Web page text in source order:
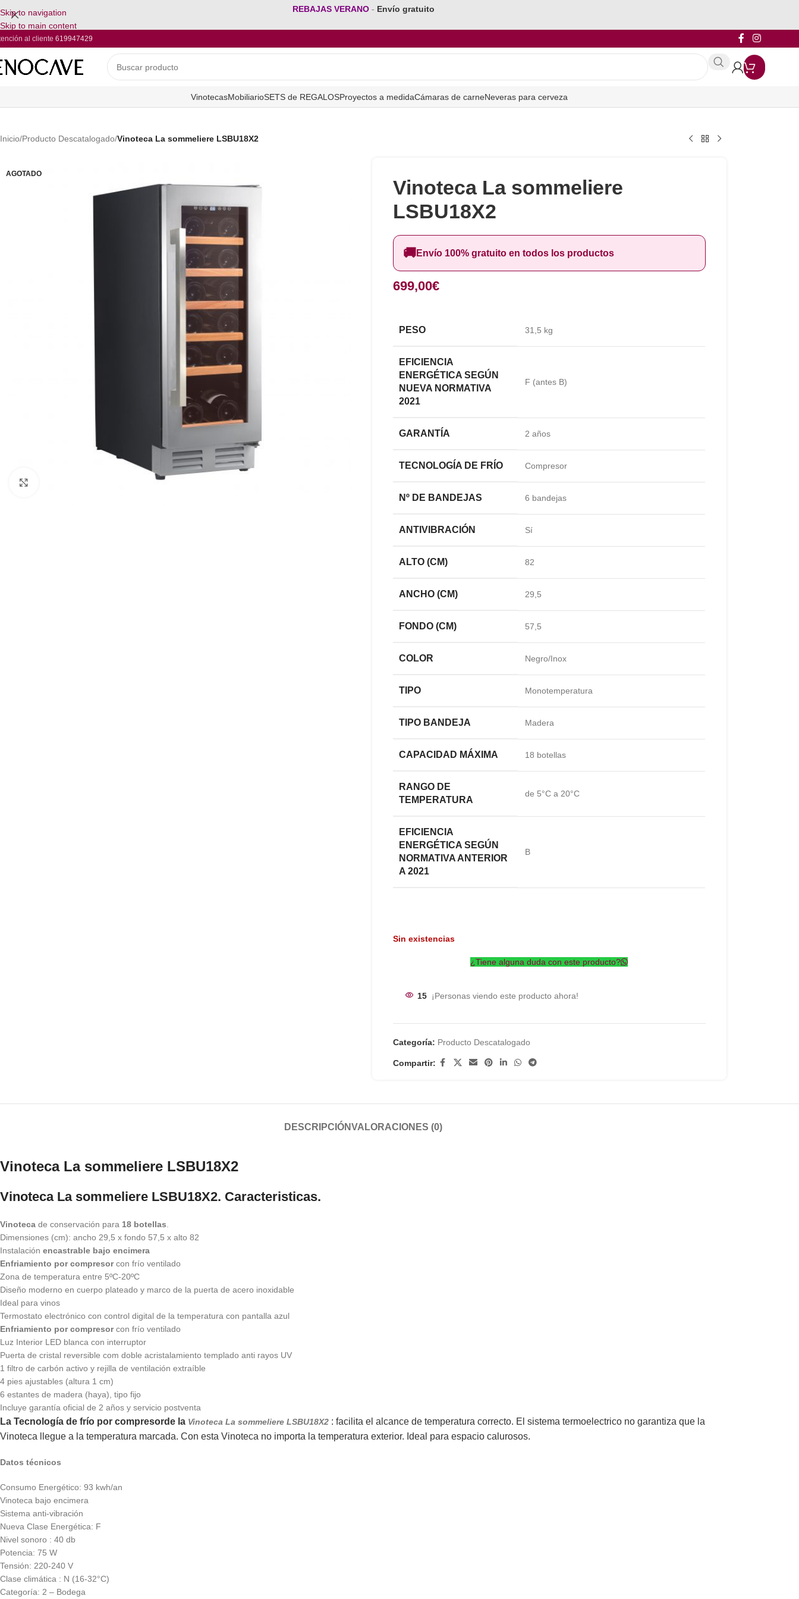
Skip to navigation
Skip to main content
REBAJAS VERANO - Envío gratuito
al cliente 619947429
VinotecasMobiliarioSETS de REGALOSProyectos a medidaCámaras de carneNeveras para cerveza
Inicio/Producto Descatalogado/Vinoteca La sommeliere LSBU18X2
AGOTADO
Vinoteca La sommeliere
LSBU18X2
🚚Envío 100% gratuito en todos los productos
699,00€
PESO 31,5 kg
EFICIENCIA
ENERGÉTICA SEGÚN
NUEVA NORMATIVA
2021
F (antes B)
GARANTÍA 2 años
TECNOLOGÍA DE FRÍO Compresor
Nº DE BANDEJAS 6 bandejas
ANTIVIBRACIÓN Sí
ALTO (CM) 82
ANCHO (CM) 29,5
FONDO (CM) 57,5
COLOR Negro/Inox
TIPO Monotemperatura
TIPO BANDEJA Madera
CAPACIDAD MÁXIMA 18 botellas
RANGO DE
TEMPERATURA
de 5°C a 20°C
EFICIENCIA
ENERGÉTICA SEGÚN
NORMATIVA ANTERIOR
A 2021
B
Sin existencias
¿Tiene alguna duda con este producto?
15 ¡Personas viendo este producto ahora!
Categoría: Producto Descatalogado
Compartir:
DESCRIPCIÓNVALORACIONES (0)
Vinoteca La sommeliere LSBU18X2
Vinoteca La sommeliere LSBU18X2. Caracteristicas.
Vinoteca de conservación para 18 botellas
Dimensiones (cm): ancho 29,5 x fondo 57,5 x alto 82
Instalación encastrable bajo encimera
Enfriamiento por compresorcon frío ventilado
Zona de temperatura entre 5ºC-20ºC
Diseño moderno en cuerpo plateado y marco de la puerta de acero inoxidable
Ideal para vinos
Termostato electrónico con control digital de la temperatura con pantalla azul
Enfriamiento por compresorcon frío ventilado
Luz Interior LED blanca con interruptor
Puerta de cristal reversible com doble acristalamiento templado anti rayos UV
1 filtro de carbón activo y rejilla de ventilación extraíble
4 pies ajustables (altura 1 cm)
6 estantes de madera (haya), tipo fijo
Incluye garantía oficial de 2 años y servicio postventa
La Tecnología de frío por compresorde la Vinoteca La sommeliere LSBU18X2 : facilita el alcance de temperatura correcto. El sistema termoelectrico no garantiza que la
Vinoteca llegue a la temperatura marcada. Con esta Vinoteca no importa la temperatura exterior. Ideal para espacio calurosos.
Datos técnicos
Consumo Energético: 93 kwh/an
Vinoteca bajo encimera
Sistema anti-vibración
Nueva Clase Energética: F
Nivel sonoro : 40 db
Potencia: 75 W
Tensión: 220-240 V
Clase climática : N (16-32°C)
Categoría: 2 – Bodega